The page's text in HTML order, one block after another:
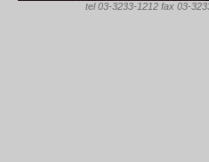
tel 03-3233-1212 fax 03-